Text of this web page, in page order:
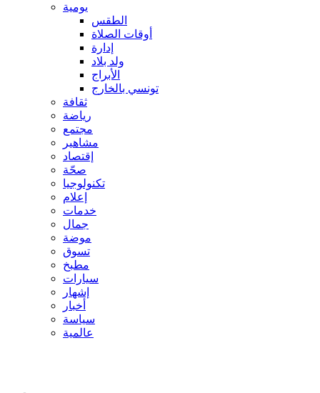
يومية
الطقس
أوقات الصلاة
إدارة
ولد بلاد
الأبراج
تونسي بالخارج
ثقافة
رياضة
مجتمع
مشاهير
إقتصاد
صحّة
تكنولوجيا
إعلام
خدمات
جمال
موضة
تسوق
مطبخ
سيارات
إشهار
أخبار
سياسة
عالمية